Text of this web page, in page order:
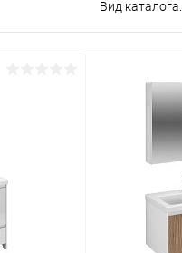
Вид каталога: